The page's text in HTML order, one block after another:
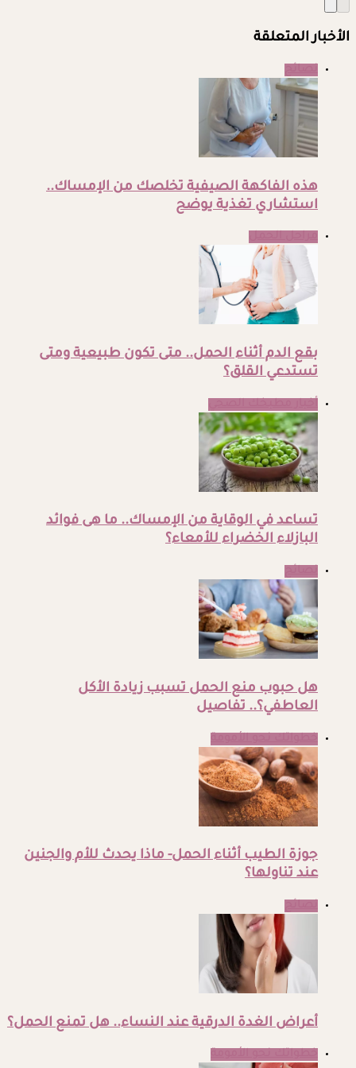
الأخبار المتعلقة
هذه الفاكهة الصيفية تخلصك من الإمساك..
استشاري تغذية يوضح
بقع الدم أثناء الحمل.. متى تكون طبيعية ومتى
تستدعي القلق؟
تساعد في الوقاية من الإمساك.. ما هى فوائد
البازلاء الخضراء للأمعاء؟
هل حبوب منع الحمل تسبب زيادة الأكل
العاطفي؟.. تفاصيل
جوزة الطيب أثناء الحمل- ماذا يحدث للأم والجنين
عند تناولها؟
أعراض الغدة الدرقية عند النساء.. هل تمنع الحمل؟